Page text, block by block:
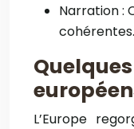
Narration :
cohérentes.
L’Europe